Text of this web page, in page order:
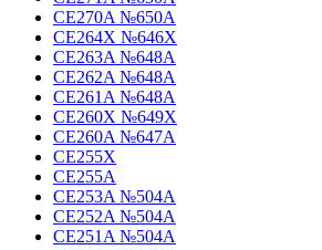
CE270A №650A
CE264X №646X
CE263A №648A
CE262A №648A
CE261A №648A
CE260X №649X
CE260A №647A
CE255X
CE255A
CE253A №504A
CE252A №504A
CE251A №504A